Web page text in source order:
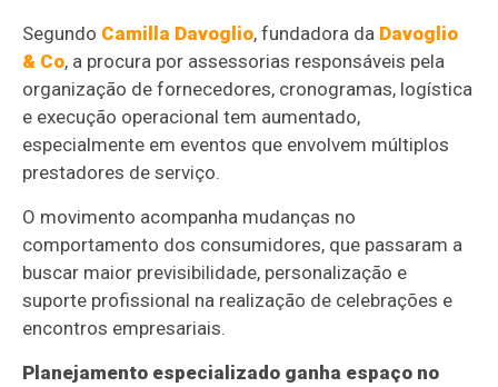
Segundo Camilla Davoglio, fundadora da Davoglio
& Co, a procura por assessorias responsáveis pela
organização de fornecedores, cronogramas, logística
e execução operacional tem aumentado,
especialmente em eventos que envolvem múltiplos
prestadores de serviço.
O movimento acompanha mudanças no
comportamento dos consumidores, que passaram a
buscar maior previsibilidade, personalização e
suporte profissional na realização de celebrações e
encontros empresariais.
Planejamento especializado ganha espaço no